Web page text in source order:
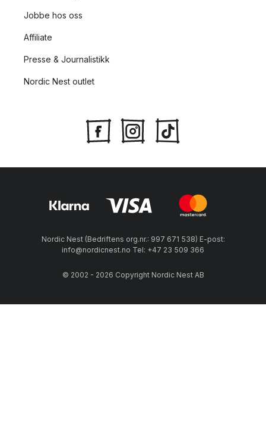
Jobbe hos oss
Affiliate
Presse & Journalistikk
Nordic Nest outlet
Nordic Nest (Bedriftens org.nr.: 997 671 538) E-post:
info@nordicnest.no Tel: +47 23 509 366
© 2002 - 2026 Copyright Nordic Nest AB